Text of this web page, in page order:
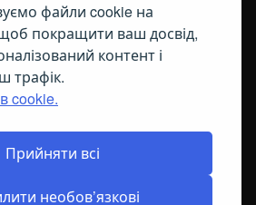
файли cookie на
покращити ваш досвід,
контент і
трафік.
cookie.
Прийняти всі
необов’язкові
ЩОДО ФАЙЛІВ COOKIE